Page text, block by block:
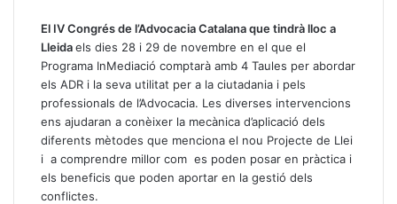
El IV Congrés de l’Advocacia Catalana que tindrà lloc a
Lleidaels dies 28 i 29 de novembre en el que el
Programa InMediació comptarà amb 4 Taules per abordar
els ADR i la seva utilitat per a la ciutadania i pels
professionals de l’Advocacia. Les diverses intervencions
ens ajudaran a conèixer la mecànica d’aplicació dels
diferents mètodes que menciona el nou Projecte de Llei
i a comprendre millor com es poden posar en pràctica i
els beneficis que poden aportar en la gestió dels
conflictes.